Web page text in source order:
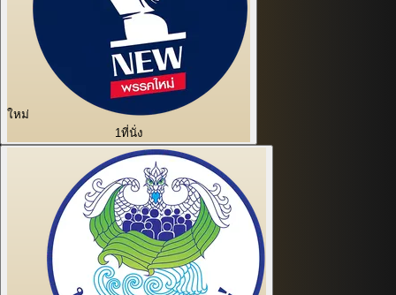
ใหม่
1ที่นั่ง